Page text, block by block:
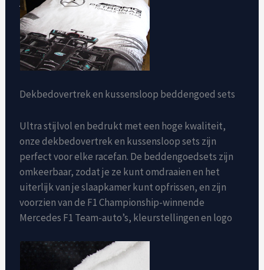
Dekbedovertrek en kussensloop beddengoed sets
Ultra stijlvol en bedrukt met een hoge kwaliteit,
onze dekbedovertrek en kussensloop sets zijn
perfect voor elke racefan. De beddengoedsets zijn
omkeerbaar, zodat je ze kunt omdraaien en het
uiterlijk van je slaapkamer kunt opfrissen, en zijn
voorzien van de F1 Championship-winnende
Mercedes F1 Team-auto’s, kleurstellingen en logo